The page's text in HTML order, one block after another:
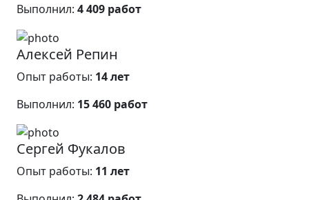
Выполнил: 4 409 работ
Алексей Репин
Опыт работы: 14 лет
Выполнил: 15 460 работ
Сергей Фукалов
Опыт работы: 11 лет